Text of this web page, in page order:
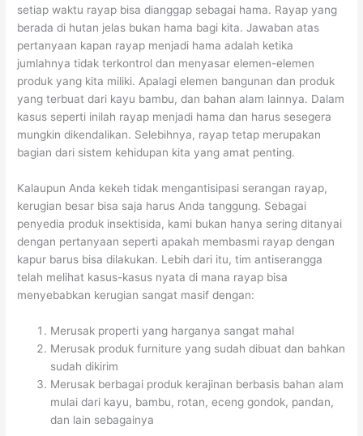
setiap waktu rayap bisa dianggap sebagai hama. Rayap yang
berada di hutan jelas bukan hama bagi kita. Jawaban atas
pertanyaan kapan rayap menjadi hama adalah ketika
jumlahnya tidak terkontrol dan menyasar elemen-elemen
produk yang kita miliki. Apalagi elemen bangunan dan produk
yang terbuat dari kayu bambu, dan bahan alam lainnya. Dalam
kasus seperti inilah rayap menjadi hama dan harus sesegera
mungkin dikendalikan. Selebihnya, rayap tetap merupakan
bagian dari sistem kehidupan kita yang amat penting.
Kalaupun Anda kekeh tidak mengantisipasi serangan rayap,
kerugian besar bisa saja harus Anda tanggung. Sebagai
penyedia produk insektisida, kami bukan hanya sering ditanyai
dengan pertanyaan seperti apakah membasmi rayap dengan
kapur barus bisa dilakukan. Lebih dari itu, tim antiserangga
telah melihat kasus-kasus nyata di mana rayap bisa
menyebabkan kerugian sangat masif dengan:
Merusak properti yang harganya sangat mahal
Merusak produk furniture yang sudah dibuat dan bahkan
sudah dikirim
Merusak berbagai produk kerajinan berbasis bahan alam
mulai dari kayu, bambu, rotan, eceng gondok, pandan,
dan lain sebagainya